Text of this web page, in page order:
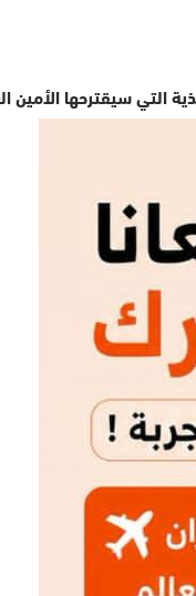
التي سيقترحها الأمين